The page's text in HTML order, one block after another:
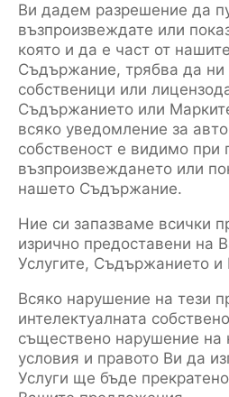
Ви дадем разрешение да
възпроизвеждате или
която и да е част от
Съдържание, трябва да ни
собственици или
Съдържанието или
всяко уведомление за
собственост е видимо при
възпроизвеждането или
нашето Съдържание.
Ние си запазваме всички
изрично предоставени на
Услугите, Съдържанието и
Всяко нарушение на тези
интелектуалната
съществено нарушение на
условия и правото Ви да
Услуги ще бъде